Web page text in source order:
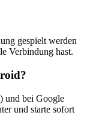
gespielt werden
Verbindung hast.
und bei Google
und starte sofort